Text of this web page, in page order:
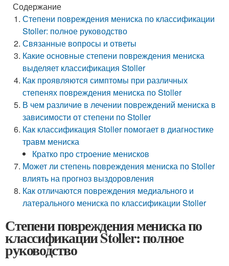
Содержание
Степени повреждения мениска по классификации
Stoller: полное руководство
Связанные вопросы и ответы
Какие основные степени повреждения мениска
выделяет классификация Stoller
Как проявляются симптомы при различных
степенях повреждения мениска по Stoller
В чем различие в лечении повреждений мениска в
зависимости от степени по Stoller
Как классификация Stoller помогает в диагностике
травм мениска
Кратко про строение менисков
Может ли степень повреждения мениска по Stoller
влиять на прогноз выздоровления
Как отличаются повреждения медиального и
латерального мениска по классификации Stoller
Степени повреждения мениска по
классификации Stoller: полное
руководство